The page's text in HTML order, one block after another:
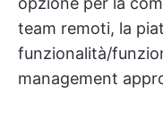
team remoti, la
funzionalità/
management